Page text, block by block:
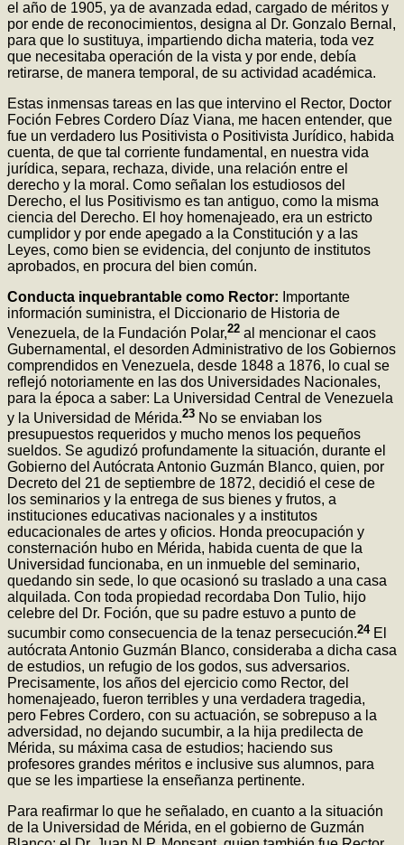
el año de 1905, ya de avanzada edad, cargado de méritos y
por ende de reconocimientos, designa al Dr. Gonzalo Bernal,
para que lo sustituya, impartiendo dicha materia, toda vez
que necesitaba operación de la vista y por ende, debía
retirarse, de manera temporal, de su actividad académica.
Estas inmensas tareas en las que intervino el Rector, Doctor
Foción Febres Cordero Díaz Viana, me hacen entender, que
fue un verdadero Ius Positivista o Positivista Jurídico, habida
cuenta, de que tal corriente fundamental, en nuestra vida
jurídica, separa, rechaza, divide, una relación entre el
derecho y la moral. Como señalan los estudiosos del
Derecho, el Ius Positivismo es tan antiguo, como la misma
ciencia del Derecho. El hoy homenajeado, era un estricto
cumplidor y por ende apegado a la Constitución y a las
Leyes, como bien se evidencia, del conjunto de institutos
aprobados, en procura del bien común.
Conducta inquebrantable como Rector: Importante
información suministra, el Diccionario de Historia de
Venezuela, de la Fundación Polar,22 al mencionar el caos
Gubernamental, el desorden Administrativo de los Gobiernos
comprendidos en Venezuela, desde 1848 a 1876, lo cual se
reflejó notoriamente en las dos Universidades Nacionales,
para la época a saber: La Universidad Central de Venezuela
y la Universidad de Mérida.23 No se enviaban los
presupuestos requeridos y mucho menos los pequeños
sueldos. Se agudizó profundamente la situación, durante el
Gobierno del Autócrata Antonio Guzmán Blanco, quien, por
Decreto del 21 de septiembre de 1872, decidió el cese de
los seminarios y la entrega de sus bienes y frutos, a
instituciones educativas nacionales y a institutos
educacionales de artes y oficios. Honda preocupación y
consternación hubo en Mérida, habida cuenta de que la
Universidad funcionaba, en un inmueble del seminario,
quedando sin sede, lo que ocasionó su traslado a una casa
alquilada. Con toda propiedad recordaba Don Tulio, hijo
celebre del Dr. Foción, que su padre estuvo a punto de
sucumbir como consecuencia de la tenaz persecución.24 El
autócrata Antonio Guzmán Blanco, consideraba a dicha casa
de estudios, un refugio de los godos, sus adversarios.
Precisamente, los años del ejercicio como Rector, del
homenajeado, fueron terribles y una verdadera tragedia,
pero Febres Cordero, con su actuación, se sobrepuso a la
adversidad, no dejando sucumbir, a la hija predilecta de
Mérida, su máxima casa de estudios; haciendo sus
profesores grandes méritos e inclusive sus alumnos, para
que se les impartiese la enseñanza pertinente.
Para reafirmar lo que he señalado, en cuanto a la situación
de la Universidad de Mérida, en el gobierno de Guzmán